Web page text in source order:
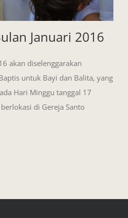
Januari 2016
akan diselenggarakan
untuk Bayi dan Balita, yang
Hari Minggu tanggal 17
di Gereja Santo